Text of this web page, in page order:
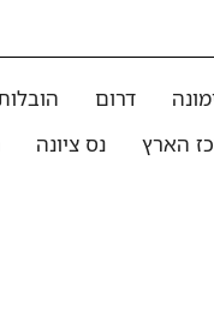
דרום
הארץ נס ציונה